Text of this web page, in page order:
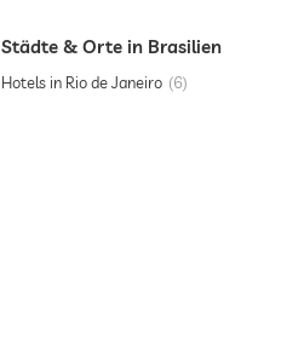
Städte & Orte in Brasilien
Hotels in Rio de Janeiro 6